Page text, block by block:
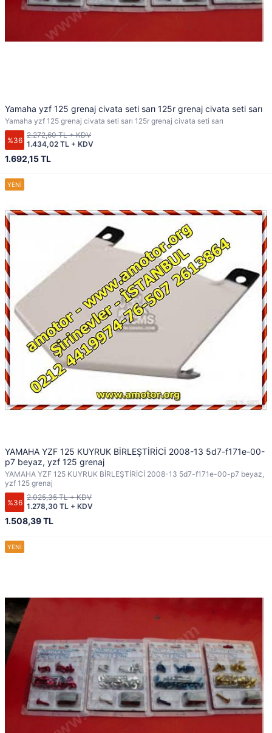
Yamaha yzf 125 grenaj civata seti sarı 125r grenaj civata seti sarı
Yamaha yzf 125 grenaj civata seti sarı 125r grenaj civata seti sarı
%36
1.692,15 TL
1.434,02 TL + KDV
2.272,60 TL + KDV
YAMAHA YZF 125 KUYRUK BİRLEŞTİRİCİ 2008-13 5d7-f171e-00-
p7 beyaz, yzf 125 grenaj
YAMAHA YZF 125 KUYRUK BİRLEŞTİRİCİ 2008-13 5d7-f171e-00-p7 beyaz,
yzf 125 grenaj
%36
1.508,39 TL
1.278,30 TL + KDV
2.025,35 TL + KDV